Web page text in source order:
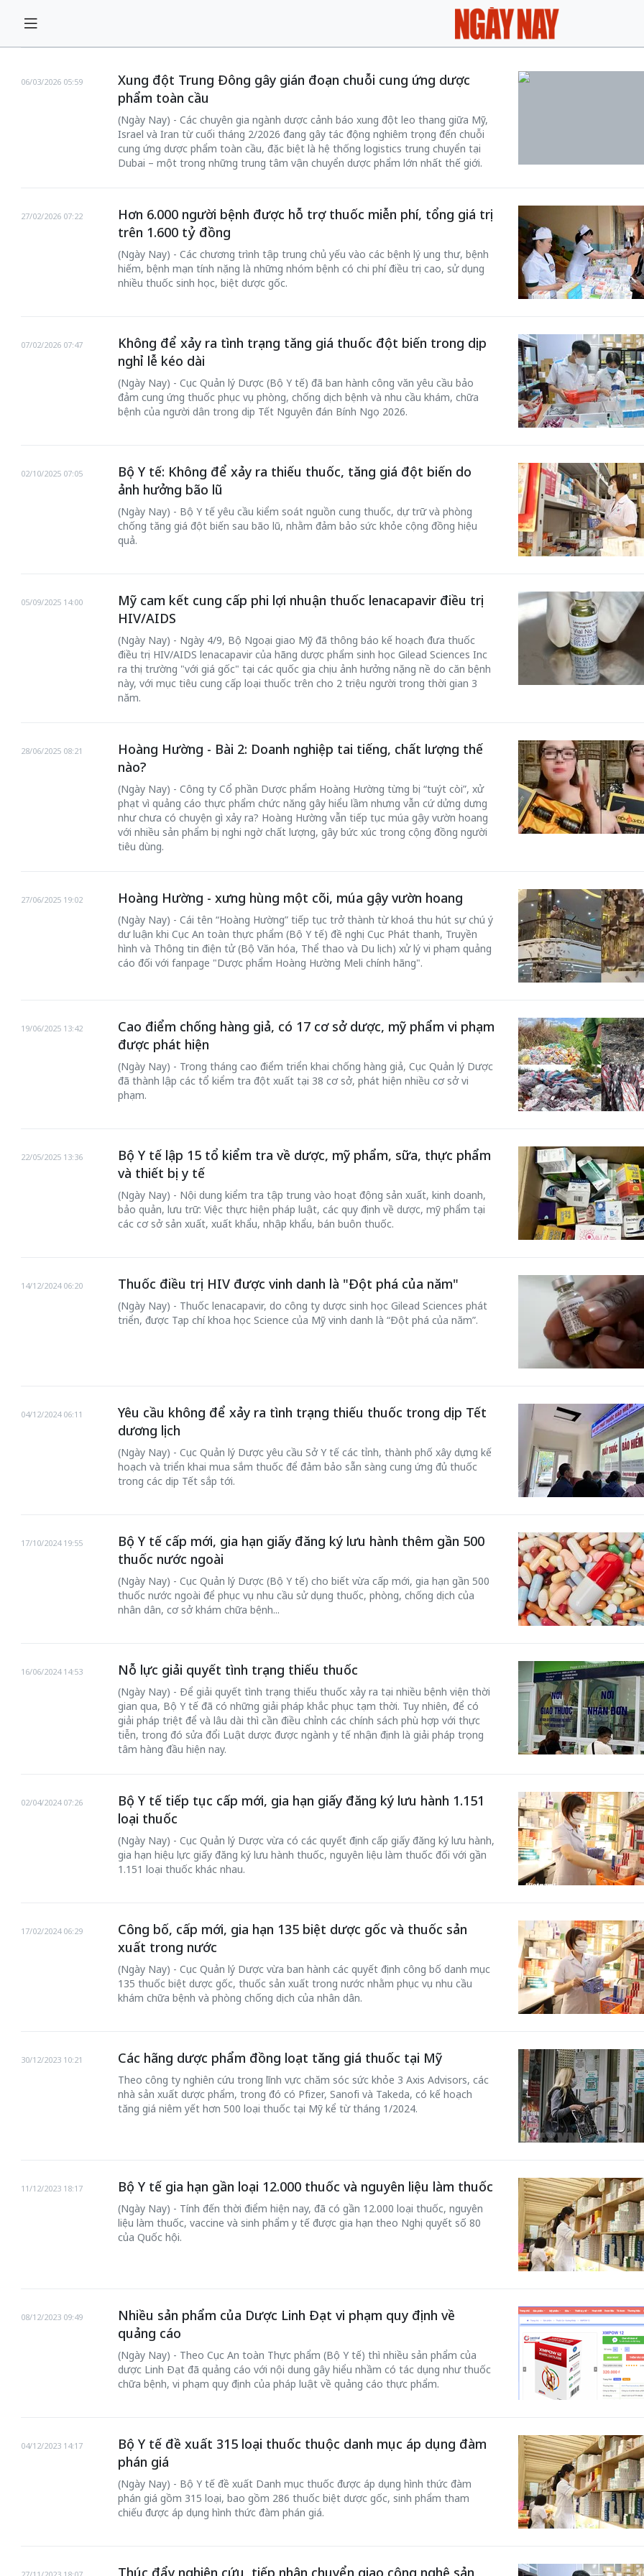
Xung đột Trung Đông gây gián đoạn chuỗi cung ứng dược
phẩm toàn cầu
06/03/2026 05:59
(Ngày Nay) - Các chuyên gia ngành dược cảnh báo xung đột leo thang giữa Mỹ,
Israel và Iran từ cuối tháng 2/2026 đang gây tác động nghiêm trọng đến chuỗi
cung ứng dược phẩm toàn cầu, đặc biệt là hệ thống logistics trung chuyển tại
Dubai – một trong những trung tâm vận chuyển dược phẩm lớn nhất thế giới.
Hơn 6.000 người bệnh được hỗ trợ thuốc miễn phí, tổng giá trị
trên 1.600 tỷ đồng
27/02/2026 07:22
(Ngày Nay) - Các chương trình tập trung chủ yếu vào các bệnh lý ung thư, bệnh
hiếm, bệnh mạn tính nặng là những nhóm bệnh có chi phí điều trị cao, sử dụng
nhiều thuốc sinh học, biệt dược gốc.
Không để xảy ra tình trạng tăng giá thuốc đột biến trong dịp
nghỉ lễ kéo dài
07/02/2026 07:47
(Ngày Nay) - Cục Quản lý Dược (Bộ Y tế) đã ban hành công văn yêu cầu bảo
đảm cung ứng thuốc phục vụ phòng, chống dịch bệnh và nhu cầu khám, chữa
bệnh của người dân trong dịp Tết Nguyên đán Bính Ngọ 2026.
Bộ Y tế: Không để xảy ra thiếu thuốc, tăng giá đột biến do
ảnh hưởng bão lũ
02/10/2025 07:05
(Ngày Nay) - Bộ Y tế yêu cầu kiểm soát nguồn cung thuốc, dự trữ và phòng
chống tăng giá đột biến sau bão lũ, nhằm đảm bảo sức khỏe cộng đồng hiệu
quả.
Mỹ cam kết cung cấp phi lợi nhuận thuốc lenacapavir điều trị
HIV/AIDS
05/09/2025 14:00
(Ngày Nay) - Ngày 4/9, Bộ Ngoại giao Mỹ đã thông báo kế hoạch đưa thuốc
điều trị HIV/AIDS lenacapavir của hãng dược phẩm sinh học Gilead Sciences Inc
ra thị trường "với giá gốc" tại các quốc gia chịu ảnh hưởng nặng nề do căn bệnh
này, với mục tiêu cung cấp loại thuốc trên cho 2 triệu người trong thời gian 3
năm.
Hoàng Hường - Bài 2: Doanh nghiệp tai tiếng, chất lượng thế
nào?
28/06/2025 08:21
(Ngày Nay) - Công ty Cổ phần Dược phẩm Hoàng Hường từng bị “tuýt còi”, xử
phạt vì quảng cáo thực phẩm chức năng gây hiểu lầm nhưng vẫn cứ dửng dưng
như chưa có chuyện gì xảy ra? Hoàng Hường vẫn tiếp tục múa gậy vườn hoang
với nhiều sản phẩm bị nghi ngờ chất lượng, gây bức xúc trong cộng đồng người
tiêu dùng.
Hoàng Hường - xưng hùng một cõi, múa gậy vườn hoang
27/06/2025 19:02
(Ngày Nay) - Cái tên “Hoàng Hường” tiếp tục trở thành từ khoá thu hút sự chú ý
dư luận khi Cục An toàn thực phẩm (Bộ Y tế) đề nghị Cục Phát thanh, Truyền
hình và Thông tin điện tử (Bộ Văn hóa, Thể thao và Du lịch) xử lý vi phạm quảng
cáo đối với fanpage "Dược phẩm Hoàng Hường Meli chính hãng".
Cao điểm chống hàng giả, có 17 cơ sở dược, mỹ phẩm vi phạm
được phát hiện
19/06/2025 13:42
(Ngày Nay) - Trong tháng cao điểm triển khai chống hàng giả, Cục Quản lý Dược
đã thành lập các tổ kiểm tra đột xuất tại 38 cơ sở, phát hiện nhiều cơ sở vi
phạm.
Bộ Y tế lập 15 tổ kiểm tra về dược, mỹ phẩm, sữa, thực phẩm
và thiết bị y tế
22/05/2025 13:36
(Ngày Nay) - Nội dung kiểm tra tập trung vào hoạt động sản xuất, kinh doanh,
bảo quản, lưu trữ: Việc thực hiện pháp luật, các quy định về dược, mỹ phẩm tại
các cơ sở sản xuất, xuất khẩu, nhập khẩu, bán buôn thuốc.
Thuốc điều trị HIV được vinh danh là "Đột phá của năm"
14/12/2024 06:20
(Ngày Nay) - Thuốc lenacapavir, do công ty dược sinh học Gilead Sciences phát
triển, được Tạp chí khoa học Science của Mỹ vinh danh là “Đột phá của năm”.
Yêu cầu không để xảy ra tình trạng thiếu thuốc trong dịp Tết
dương lịch
04/12/2024 06:11
(Ngày Nay) - Cục Quản lý Dược yêu cầu Sở Y tế các tỉnh, thành phố xây dựng kế
hoạch và triển khai mua sắm thuốc để đảm bảo sẵn sàng cung ứng đủ thuốc
trong các dịp Tết sắp tới.
Bộ Y tế cấp mới, gia hạn giấy đăng ký lưu hành thêm gần 500
thuốc nước ngoài
17/10/2024 19:55
(Ngày Nay) - Cục Quản lý Dược (Bộ Y tế) cho biết vừa cấp mới, gia hạn gần 500
thuốc nước ngoài để phục vụ nhu cầu sử dụng thuốc, phòng, chống dịch của
nhân dân, cơ sở khám chữa bệnh...
Nỗ lực giải quyết tình trạng thiếu thuốc
16/06/2024 14:53
(Ngày Nay) - Để giải quyết tình trạng thiếu thuốc xảy ra tại nhiều bệnh viện thời
gian qua, Bộ Y tế đã có những giải pháp khắc phục tạm thời. Tuy nhiên, để có
giải pháp triệt để và lâu dài thì cần điều chỉnh các chính sách phù hợp với thực
tiễn, trong đó sửa đổi Luật dược được ngành y tế nhận định là giải pháp trọng
tâm hàng đầu hiện nay.
Bộ Y tế tiếp tục cấp mới, gia hạn giấy đăng ký lưu hành 1.151
loại thuốc
02/04/2024 07:26
(Ngày Nay) - Cục Quản lý Dược vừa có các quyết định cấp giấy đăng ký lưu hành,
gia hạn hiệu lực giấy đăng ký lưu hành thuốc, nguyên liệu làm thuốc đối với gần
1.151 loại thuốc khác nhau.
Công bố, cấp mới, gia hạn 135 biệt dược gốc và thuốc sản
xuất trong nước
17/02/2024 06:29
(Ngày Nay) - Cục Quản lý Dược vừa ban hành các quyết định công bố danh mục
135 thuốc biệt dược gốc, thuốc sản xuất trong nước nhằm phục vụ nhu cầu
khám chữa bệnh và phòng chống dịch của nhân dân.
Các hãng dược phẩm đồng loạt tăng giá thuốc tại Mỹ
30/12/2023 10:21
Theo công ty nghiên cứu trong lĩnh vực chăm sóc sức khỏe 3 Axis Advisors, các
nhà sản xuất dược phẩm, trong đó có Pfizer, Sanofi và Takeda, có kế hoạch
tăng giá niêm yết hơn 500 loại thuốc tại Mỹ kể từ tháng 1/2024.
Bộ Y tế gia hạn gần loại 12.000 thuốc và nguyên liệu làm thuốc
11/12/2023 18:17
(Ngày Nay) - Tính đến thời điểm hiện nay, đã có gần 12.000 loại thuốc, nguyên
liệu làm thuốc, vaccine và sinh phẩm y tế được gia hạn theo Nghị quyết số 80
của Quốc hội.
Nhiều sản phẩm của Dược Linh Đạt vi phạm quy định về
quảng cáo
08/12/2023 09:49
(Ngày Nay) - Theo Cục An toàn Thực phẩm (Bộ Y tế) thì nhiều sản phẩm của
dược Linh Đạt đã quảng cáo với nội dung gây hiểu nhầm có tác dụng như thuốc
chữa bệnh, vi phạm quy định của pháp luật về quảng cáo thực phẩm.
Bộ Y tế đề xuất 315 loại thuốc thuộc danh mục áp dụng đàm
phán giá
04/12/2023 14:17
(Ngày Nay) - Bộ Y tế đề xuất Danh mục thuốc được áp dụng hình thức đàm
phán giá gồm 315 loại, bao gồm 286 thuốc biệt dược gốc, sinh phẩm tham
chiếu được áp dụng hình thức đàm phán giá.
Thúc đẩy nghiên cứu, tiếp nhận chuyển giao công nghệ sản
Bắc Biên - Giữ một ngôi
làng ven sông Hồng của Hà
Xin lỗi, rồi sao nữa?!
Lê Xuân Thọ
50 năm Việt Nam gia
nhập UNESCO: Khơi
nguồn nội lực văn hóa,
định hình vị thế kiến
tạo | Kỳ 4: Sáng kiến
nhập UNESCO: Khơi
nguồn nội lực văn hóa,
định hình vị thế kiến
tạo | Kỳ 3: Hội nhập
50 năm Việt Nam gia
nguồn nội lực văn hóa,
định hình vị thế kiến
tạo | Kỳ 1: Khát vọng
hòa bình thể hiện trong
50 năm Việt
nhập
nguồn nội lực,
vị thế kiến